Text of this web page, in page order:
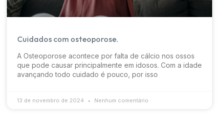
Cuidados com osteoporose.
A Osteoporose acontece por falta de cálcio nos ossos
que pode causar principalmente em idosos. Com a idade
avançando todo cuidado é pouco, por isso
13 de novembro de 2024 Nenhum comentário